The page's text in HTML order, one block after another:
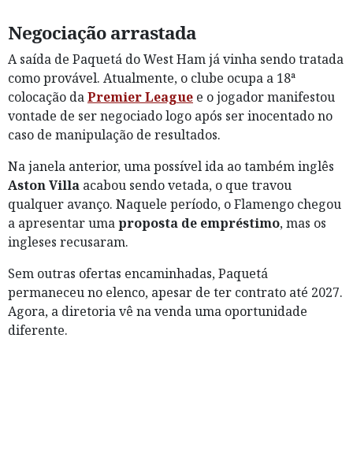
Negociação arrastada
A saída de Paquetá do West Ham já vinha sendo tratada
como provável. Atualmente, o clube ocupa a 18ª
colocação daPremier League e o jogador manifestou
vontade de ser negociado logo após ser inocentado no
caso de manipulação de resultados.
Na janela anterior, uma possível ida ao também inglês
Aston Villa acabou sendo vetada, o que travou
qualquer avanço. Naquele período, o Flamengo chegou
a apresentar umaproposta de empréstimo, mas os
ingleses recusaram.
Sem outras ofertas encaminhadas, Paquetá
permaneceu no elenco, apesar de ter contrato até 2027.
Agora, a diretoria vê na venda uma oportunidade
diferente.